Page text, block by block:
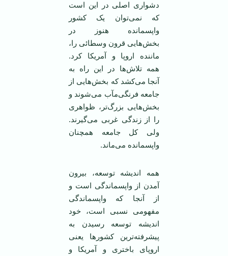
دشواری اصلی در این است
که نمی‌توان یک کشور
واپسمانده هنوز در
بخش‌هایی قرون وسطائی را،
ماننده اروپا و آمریکا کرد.
همه تلاش‌ها در این راه به
آنجا می‌کشد که بخش‌هایی از
جامعه فرنگی‌مآب می‌شوند و
بخش‌هایی بزرگ‌تر، ظواهری
را از زندگی غربی می‌گیرند.
ولی کل جامعه همچنان
واپسمانده می‌ماند.
همه اندیشه توسعه، بیرون
آمدن از واپسماندگی است و
از آنجا که واپسماندگی
مفهومی نسبی است، خود
اندیشه توسعه رسیدن به
پیشرفته‌ترین کشورها یعنی
اروپای باختری و آمریکا و